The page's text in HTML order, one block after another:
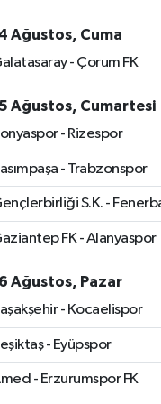
Ağustos, Cuma
- Çorum FK
Ağustos, Cumartesi
- Rizespor
- Trabzonspor
S.K. -
FK - Alanyaspor
Ağustos, Pazar
- Kocaelispor
- Eyüpspor
- Erzurumspor FK